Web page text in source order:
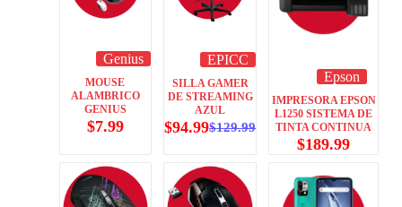
Genius
MOUSE
ALAMBRICO
GENIUS
$7.99
EPICC
SILLA GAMER
DE STREAMING
AZUL
$129.99
$94.99
Epson
IMPRESORA EPSON
L1250 SISTEMA DE
TINTA CONTINUA
$189.99